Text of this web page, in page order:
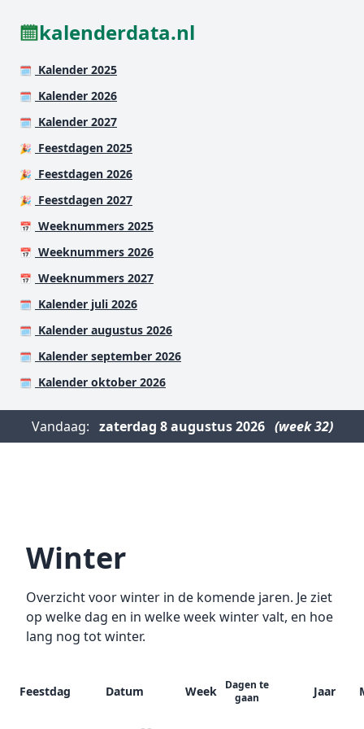
kalenderdata.nl
🗓️ Kalender 2025
🗓️ Kalender 2026
🗓️ Kalender 2027
🎉 Feestdagen 2025
🎉 Feestdagen 2026
🎉 Feestdagen 2027
📅 Weeknummers 2025
📅 Weeknummers 2026
📅 Weeknummers 2027
🗓️ Kalender juli 2026
🗓️ Kalender augustus 2026
🗓️ Kalender september 2026
🗓️ Kalender oktober 2026
Vandaag: zaterdag 8 augustus 2026 (week 32)
Winter
Overzicht voor winter in de komende jaren. Je ziet
op welke dag en in welke week winter valt, en hoe
lang nog tot winter.
Feestdag Datum Week
Dagen te
gaan
Jaar